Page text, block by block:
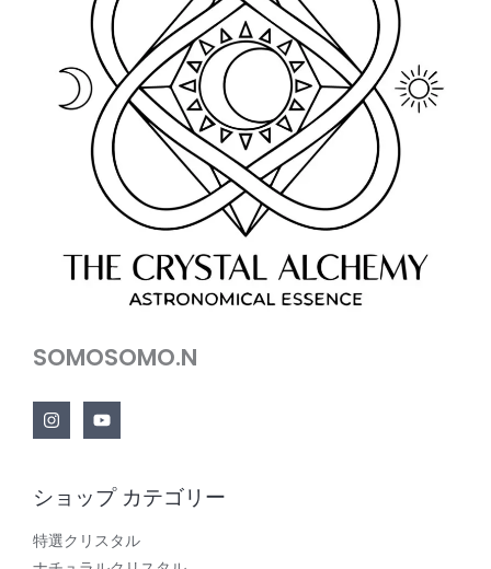
SOMOSOMO.N
ショップ カテゴリー
特選クリスタル